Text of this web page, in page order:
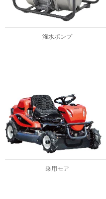
潅水ポンプ
乗用モア